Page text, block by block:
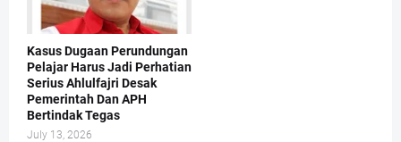
Kasus Dugaan Perundungan
Pelajar Harus Jadi Perhatian
Serius Ahlulfajri Desak
Pemerintah Dan APH
Bertindak Tegas
July 13, 2026